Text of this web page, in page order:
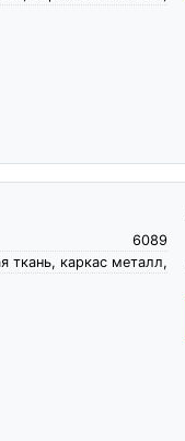
6089
ткань, каркас металл,